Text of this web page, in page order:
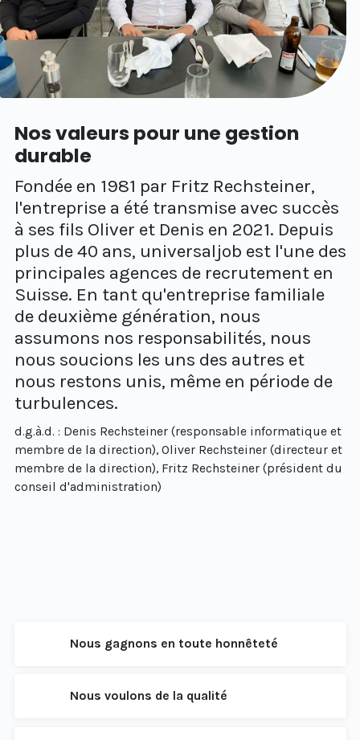
Nos valeurs pour une gestion
durable
Fondée en 1981 par Fritz Rechsteiner,
l'entreprise a été transmise avec succès
à ses fils Oliver et Denis en 2021. Depuis
plus de 40 ans, universaljob est l'une des
principales agences de recrutement en
Suisse. En tant qu'entreprise familiale
de deuxième génération, nous
assumons nos responsabilités, nous
nous soucions les uns des autres et
nous restons unis, même en période de
turbulences.
d.g.à.d. : Denis Rechsteiner (responsable informatique et
membre de la direction), Oliver Rechsteiner (directeur et
membre de la direction), Fritz Rechsteiner (président du
conseil d'administration)
Nous gagnons en toute honnêteté
Nous voulons de la qualité